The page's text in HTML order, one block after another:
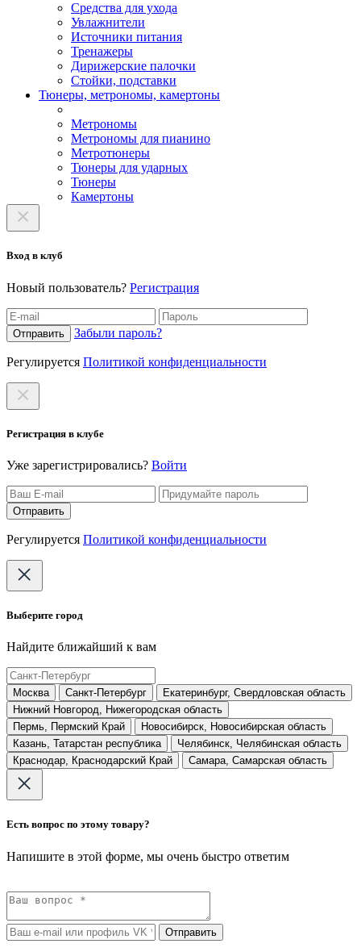
Средства для ухода
Увлажнители
Источники питания
Тренажеры
Дирижерские палочки
Стойки, подставки
Тюнеры, метрономы, камертоны
Метрономы
Метрономы для пианино
Метротюнеры
Тюнеры для ударных
Тюнеры
Камертоны
Вход в клуб
Новый пользователь? Регистрация
Отправить Забыли пароль?
Регулируется Политикой конфиденциальности
Регистрация в клубе
Уже зарегистрировались? Войти
Отправить
Регулируется Политикой конфиденциальности
Выберите город
Найдите ближайший к вам
Москва Санкт-Петербург
Екатеринбург, Свердловская область
Нижний Новгород, Нижегородская область
Пермь, Пермский Край
Новосибирск, Новосибирская область
Казань, Татарстан республика
Челябинск, Челябинская область
Краснодар, Краснодарский Край
Самара, Самарская область
Есть вопрос по этому товару?
Напишите в этой форме, мы очень быстро ответим
Отправить